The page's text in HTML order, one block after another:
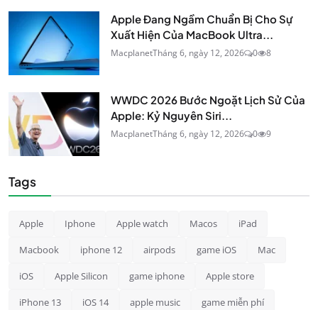
Apple Đang Ngầm Chuẩn Bị Cho Sự
Xuất Hiện Của MacBook Ultra...
MacplanetTháng 6, ngày 12, 2026 0 8
WWDC 2026 Bước Ngoặt Lịch Sử Của
Apple: Kỷ Nguyên Siri...
MacplanetTháng 6, ngày 12, 2026 0 9
Tags
Apple Iphone Apple watch Macos iPad
Macbook iphone 12 airpods game iOS Mac
iOS Apple Silicon game iphone Apple store
iPhone 13 iOS 14 apple music game miễn phí